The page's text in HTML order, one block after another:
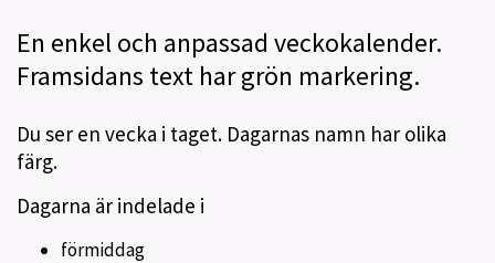
En enkel och anpassad veckokalender.
Framsidans text har grön markering.
Du ser en vecka i taget. Dagarnas namn har olika
färg.
Dagarna är indelade i
förmiddag